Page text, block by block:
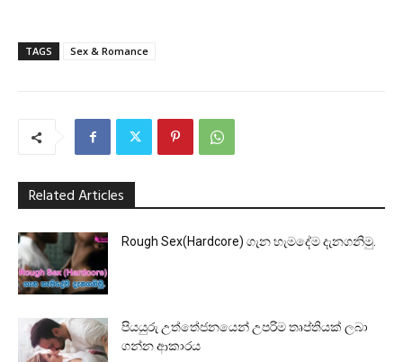
TAGS Sex & Romance
Related Articles
Rough Sex(Hardcore) ගැන හැමදේම දැනගනිමු.
පියයුරු උත්තේජනයෙන් උපරිම තෘප්තියක් ලබා
ගන්න ආකාරය